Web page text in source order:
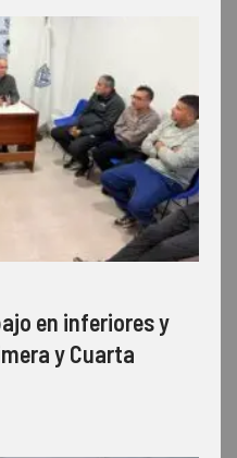
en inferiores y
y Cuarta